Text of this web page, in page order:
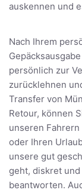
auskennen und
Nach Ihrem
persönlich zur
zurücklehnen
Transfer von
Retour, können
unseren
oder Ihren
unsere gut
geht, diskret
beantworten.